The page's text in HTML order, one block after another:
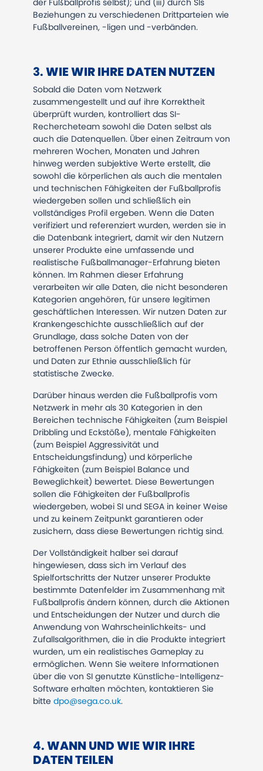
der Fußballprofis selbst); und (iii) durch SIs
Beziehungen zu verschiedenen Drittparteien wie
Fußballvereinen, -ligen und -verbänden.
3.WIE WIR IHRE DATEN NUTZEN
Sobald die Daten vom Netzwerk
zusammengestellt und auf ihre Korrektheit
überprüft wurden, kontrolliert das SI-
Rechercheteam sowohl die Daten selbst als
auch die Datenquellen. Über einen Zeitraum von
mehreren Wochen, Monaten und Jahren
hinweg werden subjektive Werte erstellt, die
sowohl die körperlichen als auch die mentalen
und technischen Fähigkeiten der Fußballprofis
wiedergeben sollen und schließlich ein
vollständiges Profil ergeben. Wenn die Daten
verifiziert und referenziert wurden, werden sie in
die Datenbank integriert, damit wir den Nutzern
unserer Produkte eine umfassende und
realistische Fußballmanager-Erfahrung bieten
können. Im Rahmen dieser Erfahrung
verarbeiten wir alle Daten, die nicht besonderen
Kategorien angehören, für unsere legitimen
geschäftlichen Interessen. Wir nutzen Daten zur
Krankengeschichte ausschließlich auf der
Grundlage, dass solche Daten von der
betroffenen Person öffentlich gemacht wurden,
und Daten zur Ethnie ausschließlich für
statistische Zwecke.
Darüber hinaus werden die Fußballprofis vom
Netzwerk in mehr als 30 Kategorien in den
Bereichen technische Fähigkeiten (zum Beispiel
Dribbling und Eckstöße), mentale Fähigkeiten
(zum Beispiel Aggressivität und
Entscheidungsfindung) und körperliche
Fähigkeiten (zum Beispiel Balance und
Beweglichkeit) bewertet. Diese Bewertungen
sollen die Fähigkeiten der Fußballprofis
wiedergeben, wobei SI und SEGA in keiner Weise
und zu keinem Zeitpunkt garantieren oder
zusichern, dass diese Bewertungen richtig sind.
Der Vollständigkeit halber sei darauf
hingewiesen, dass sich im Verlauf des
Spielfortschritts der Nutzer unserer Produkte
bestimmte Datenfelder im Zusammenhang mit
Fußballprofis ändern können, durch die Aktionen
und Entscheidungen der Nutzer und durch die
Anwendung von Wahrscheinlichkeits- und
Zufallsalgorithmen, die in die Produkte integriert
wurden, um ein realistisches Gameplay zu
ermöglichen. Wenn Sie weitere Informationen
über die von SI genutzte Künstliche-Intelligenz-
Software erhalten möchten, kontaktieren Sie
bitte dpo@sega.co.uk.
4.WANN UND WIE WIR IHRE
DATEN TEILEN